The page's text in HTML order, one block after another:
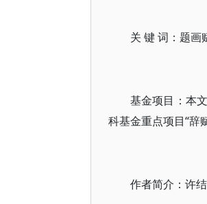
关 键 词：题
基金项目：本
科基金重点项目“辞
作者简介：许